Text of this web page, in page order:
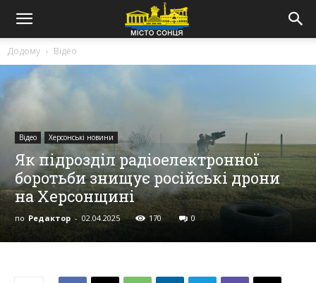
Додому Відео
Відео Херсонські новини
Як підрозділ радіоелектронної
боротьби знищує російські дрони
на Херсонщині
по Редактор - 02.04.2025 170 0